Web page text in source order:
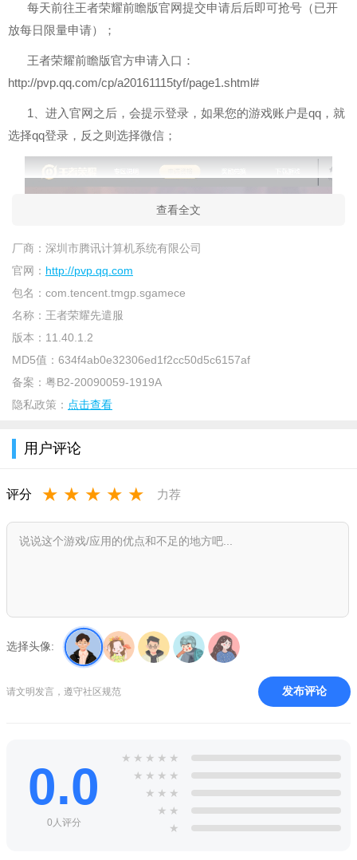
每天前往王者荣耀前瞻版官网提交申请后后即可抢号（已开
放每日限量申请）；
王者荣耀前瞻版官方申请入口：
http://pvp.qq.com/cp/a20161115tyf/page1.shtml#
1、进入官网之后，会提示登录，如果您的游戏账户是qq，就
选择qq登录，反之则选择微信；
2、在资格申请里面，填写您所在的平台和游戏大区；（切记
需查看是否符合以下条件）
— 角色等级30级并且实名制年龄大于等于18岁
— 角色在申请当日的前1个月内，至少有10天登录过游戏
— 角色注册时间超过2个月
— 游戏内信誉积分>=100并且信誉等级>=5
查看全文
厂商： 深圳市腾讯计算机系统有限公司
官网： http://pvp.qq.com
包名： com.tencent.tmgp.sgamece
名称： 王者荣耀先遣服
版本： 11.40.1.2
MD5值： 634f4ab0e32306ed1f2cc50d5c6157af
备案： 粤B2-20090059-1919A
隐私政策： 点击查看
用户评论
评分 ★ ★ ★ ★ ★ 力荐
选择头像:
请文明发言，遵守社区规范 发布评论
0.0
0人评分
★ ★ ★ ★ ★
★ ★ ★ ★
★ ★ ★
★ ★
★